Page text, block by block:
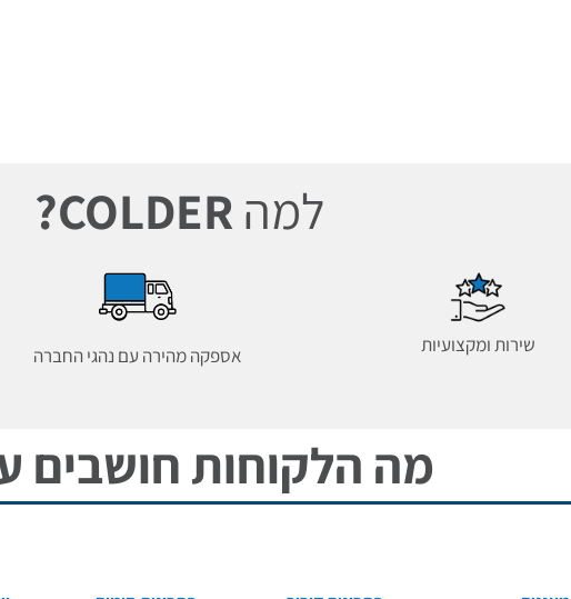
למה COLDER?
שירות ומקצועיות אספקה מהירה עם נהגי החברה
מה הלקוחות חושבים